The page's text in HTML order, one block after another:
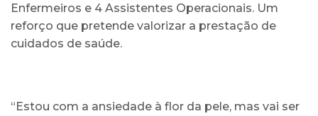
Enfermeiros e 4 Assistentes Operacionais. Um
reforço que pretende valorizar a prestação de
cuidados de saúde.
“Estou com a ansiedade à flor da pele, mas vai ser